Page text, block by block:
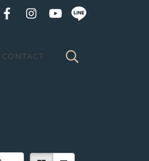
CONTACT